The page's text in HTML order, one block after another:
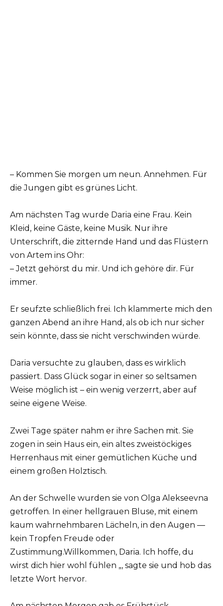
– Kommen Sie morgen um neun. Annehmen. Für
die Jungen gibt es grünes Licht.
Am nächsten Tag wurde Daria eine Frau. Kein
Kleid, keine Gäste, keine Musik. Nur ihre
Unterschrift, die zitternde Hand und das Flüstern
von Artem ins Ohr:
– Jetzt gehörst du mir. Und ich gehöre dir. Für
immer.
Er seufzte schließlich frei. Ich klammerte mich den
ganzen Abend an ihre Hand, als ob ich nur sicher
sein könnte, dass sie nicht verschwinden würde.
Daria versuchte zu glauben, dass es wirklich
passiert. Dass Glück sogar in einer so seltsamen
Weise möglich ist – ein wenig verzerrt, aber auf
seine eigene Weise.
Zwei Tage später nahm er ihre Sachen mit. Sie
zogen in sein Haus ein, ein altes zweistöckiges
Herrenhaus mit einer gemütlichen Küche und
einem großen Holztisch.
An der Schwelle wurden sie von Olga Alekseevna
getroffen. In einer hellgrauen Bluse, mit einem
kaum wahrnehmbaren Lächeln, in den Augen —
kein Tropfen Freude oder
Zustimmung.Willkommen, Daria. Ich hoffe, du
wirst dich hier wohl fühlen „, sagte sie und hob das
letzte Wort hervor.